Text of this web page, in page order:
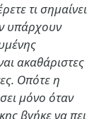
τι σημαίνει
υπάρχουν
ακαθάριστες
Οπότε η
μόνο όταν
βγήκε να πει